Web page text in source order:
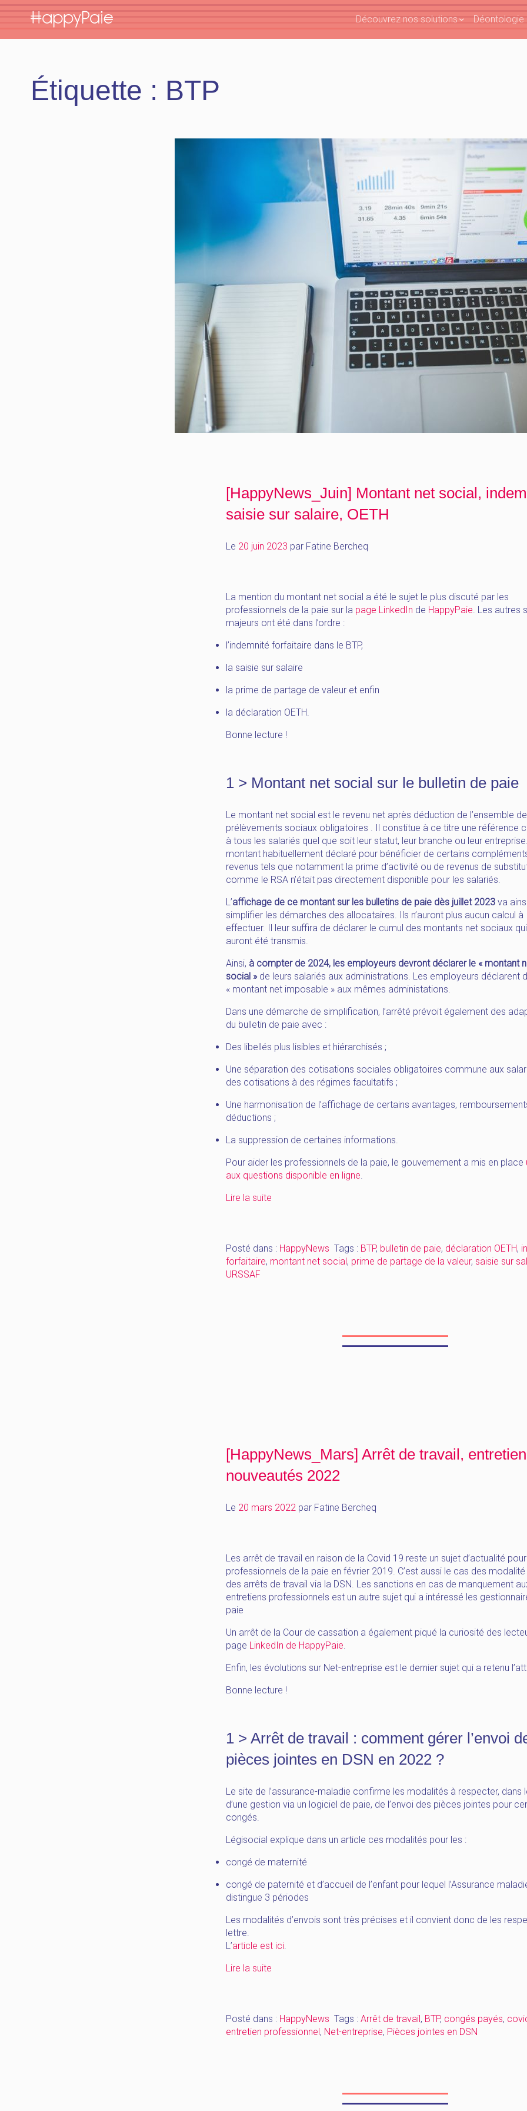
Découvrez nos solutions
Étiquette : BTP
[HappyNews_Juin] Montant net social,
saisie sur salaire, OETH
Le 20 juin 2023 par Fatine Bercheq
La mention du montant net social a été le sujet le plus discuté par les
professionnels de la paie sur la page LinkedIn de HappyPaie. Les autres
majeurs ont été dans l’ordre :
l’indemnité forfaitaire dans le BTP,
la saisie sur salaire
la prime de partage de valeur et enfin
la déclaration OETH.
Bonne lecture !
1 > Montant net social sur le bulletin de paie
Le montant net social est le revenu net après déduction de l’ensemble
prélèvements sociaux obligatoires . Il constitue à ce titre une référence
à tous les salariés quel que soit leur statut, leur branche ou leur
montant habituellement déclaré pour bénéficier de certains
revenus tels que notamment la prime d’activité ou de revenus de
comme le RSA n’était pas directement disponible pour les salariés.
L’affichage de ce montant sur les bulletins de paie dès juillet 2023 va
simplifier les démarches des allocataires. Ils n’auront plus aucun calcul à
effectuer. Il leur suffira de déclarer le cumul des montants net sociaux
auront été transmis.
Ainsi, à compter de 2024, les employeurs devront déclarer le « montant
social »de leurs salariés aux administrations. Les employeurs déclarent
« montant net imposable » aux mêmes administations.
Dans une démarche de simplification, l’arrêté prévoit également des
du bulletin de paie avec :
Des libellés plus lisibles et hiérarchisés ;
Une séparation des cotisations sociales obligatoires commune aux
des cotisations à des régimes facultatifs ;
Une harmonisation de l’affichage de certains avantages,
déductions ;
La suppression de certaines informations.
Pour aider les professionnels de la paie, le gouvernement a mis en place
aux questions disponible en ligne.
Lire la suite
indemnités,
saisie
Posté dans : HappyNews Tags : BTP, bulletin de paie, déclaration OETH,
forfaitaire, montant net social, prime de partage de la valeur, saisie sur
URSSAF
[HappyNews_Mars] Arrêt de travail,
nouveautés 2022
Le 20 mars 2022 par Fatine Bercheq
Les arrêt de travail en raison de la Covid 19 reste un sujet d’actualité
professionnels de la paie en février 2019. C’est aussi le cas des modalité
des arrêts de travail via la DSN. Les sanctions en cas de manquement
entretiens professionnels est un autre sujet qui a intéressé les
paie
Un arrêt de la Cour de cassation a également piqué la curiosité des
page LinkedIn de HappyPaie.
Enfin, les évolutions sur Net-entreprise est le dernier sujet qui a retenu
Bonne lecture !
1 > Arrêt de travail : comment gérer l’envoi
pièces jointes en DSN en 2022 ?
Le site de l’assurance-maladie confirme les modalités à respecter, dans
d’une gestion via un logiciel de paie, de l’envoi des pièces jointes pour
congés.
Légisocial explique dans un article ces modalités pour les :
congé de maternité
congé de paternité et d’accueil de l’enfant pour lequel l’Assurance
distingue 3 périodes
Les modalités d’envois sont très précises et il convient donc de les
lettre.
L’article est ici.
Lire la suite
entretien
pro,
Posté dans : HappyNews Tags : Arrêt de travail, BTP, congés payés,
entretien professionnel, Net-entreprise, Pièces jointes en DSN